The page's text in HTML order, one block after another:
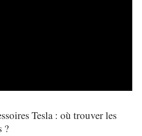
Tesla : où trouver les
?